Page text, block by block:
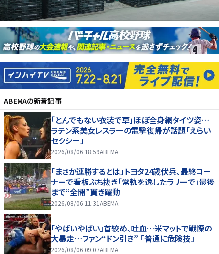
ABEMAの新着記事
「とんでもない衣装で草」ほぼ全身網タイツ姿…
ラテン系美女レスラーの電撃復帰が話題「えらい
セクシー」
2026/08/06 18:59ABEMA
「まさか連勝するとは」トヨタ24歳伏兵、最終コー
ナーで看板ぶち抜き「常軌を逸したラリーで」最後
まで“全開”貫き躍動
2026/08/06 11:31ABEMA
「やばいやばい」首絞め、吐血…米マットで戦慄の
大暴走…ファン“ドン引き” 「普通に危険技」
2026/08/06 09:07ABEMA